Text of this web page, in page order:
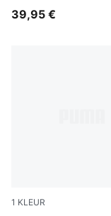
39,95 €
1 KLEUR